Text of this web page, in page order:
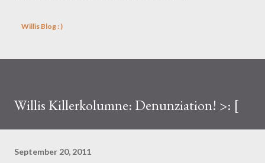
Willis Blog : )
Willis Killerkolumne: Denunziation! >: [
September 20, 2011